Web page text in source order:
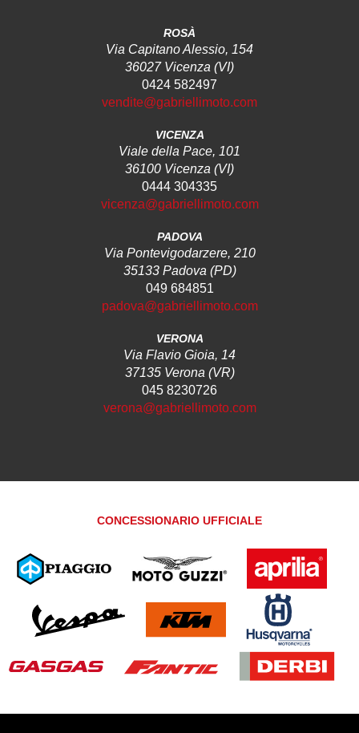
ROSÀ
Via Capitano Alessio, 154
36027 Vicenza (VI)
0424 582497
vendite@gabriellimoto.com
VICENZA
Viale della Pace, 101
36100 Vicenza (VI)
0444 304335
vicenza@gabriellimoto.com
PADOVA
Via Pontevigodarzere, 210
35133 Padova (PD)
049 684851
padova@gabriellimoto.com
VERONA
Via Flavio Gioia, 14
37135 Verona (VR)
045 8230726
verona@gabriellimoto.com
CONCESSIONARIO UFFICIALE